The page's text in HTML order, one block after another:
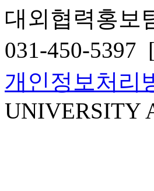
대외협력홍보
031-450-5397
개인정보처리
UNIVERSITY